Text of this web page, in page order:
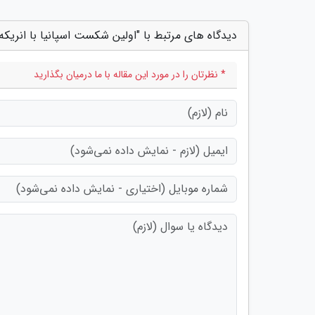
دیدگاه های مرتبط با "اولین شکست اسپانیا با
* نظرتان را در مورد این مقاله با ما درمیان بگذارید